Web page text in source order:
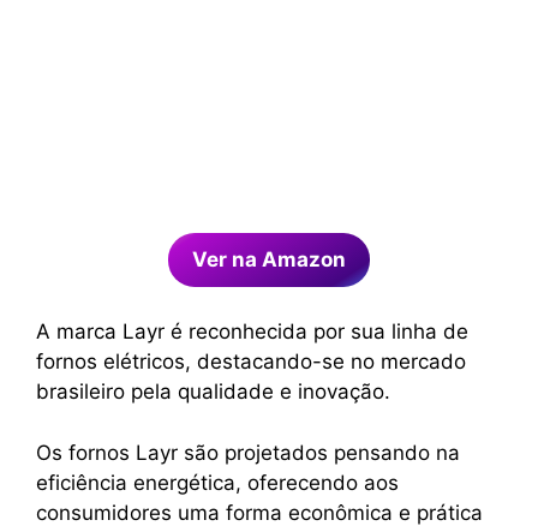
Ver na Amazon
A marca Layr é reconhecida por sua linha de
fornos elétricos, destacando-se no mercado
brasileiro pela qualidade e inovação.
Os fornos Layr são projetados pensando na
eficiência energética, oferecendo aos
consumidores uma forma econômica e prática